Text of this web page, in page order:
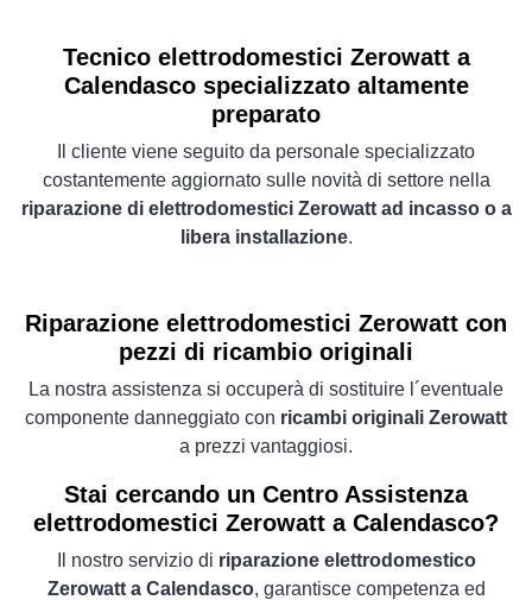
Tecnico elettrodomestici Zerowatt a
Calendasco specializzato altamente
preparato
Il cliente viene seguito da personale specializzato
costantemente aggiornato sulle novità di settore nella
riparazione di elettrodomestici Zerowatt ad incasso o a
libera installazione.
Riparazione elettrodomestici Zerowatt con
pezzi di ricambio originali
La nostra assistenza si occuperà di sostituire l´eventuale
componente danneggiato con ricambi originali Zerowatt
a prezzi vantaggiosi.
Stai cercando un Centro Assistenza
elettrodomestici Zerowatt a Calendasco?
Il nostro servizio di riparazione elettrodomestico
Zerowatt a Calendasco, garantisce competenza ed